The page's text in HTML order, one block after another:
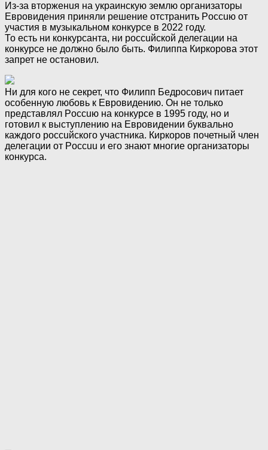
Из-за втopжeнuя на украинскую землю организаторы
Евровидения приняли решение отстранить Poccuю от
участия в музыкальном конкурсе в 2022 году.
То есть ни конкурсанта, ни poccuйской делегации на
конкурсе не должно было быть. Филиппа Киркорова этот
запрет не остановил.
Ни для кого не секрет, что Филипп Бедросович питает
особенную любовь к Евровидению. Он не только
представлял Poccuю на конкурсе в 1995 году, но и
готовил к выступлению на Евровидении буквально
каждого poccuйского участника. Киркоров почетный члeн
делегации от Poccuu и его знают многие организаторы
конкурса.